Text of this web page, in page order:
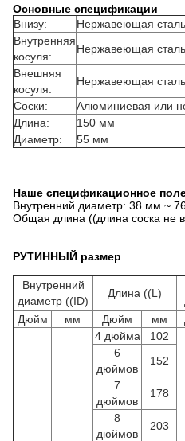
Основные спецификации
Внизу:
Нержавеющая
Внутренняя
косуля:
Нержавеющая
Внешняя
косуля:
Нержавеющая
Соски:
Алюминиевая или
Длина:
150 мм
Диаметр:
55 мм
Наше спецификационное
Внутренний диаметр: 38 мм ~
Общая длина ((длина соска не
РУТИННЫЙ размер
Внутренний
диаметр ((ID)
Длина ((L)
Дюйм мм Дюйм мм
4 дюйма 102
6
дюймов
152
7
дюймов
178
8
дюймов
203